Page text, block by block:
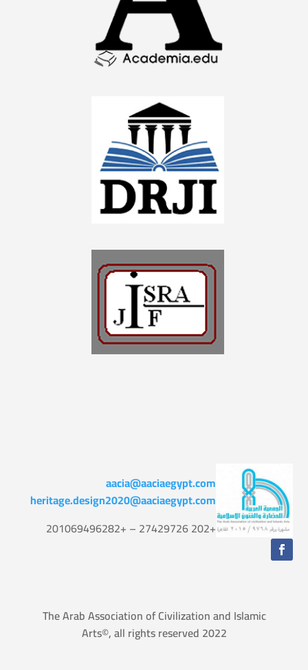
aacia@aaciaegypt.com
heritage.design2020@aaciaegypt.com
+202 27429726 – +201069496282
The Arab Association of Civilization and Islamic
Arts©, all rights reserved 2022